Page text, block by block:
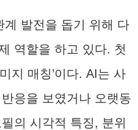
계 발전을 돕기 위해 다
역할을 하고 있다. 첫
지 매칭’이다. AI는 사
응을 보였거나 오랫동
의 시각적 특징, 분위